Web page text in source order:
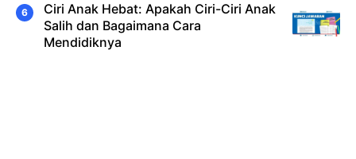
Ciri Anak Hebat: Apakah Ciri-Ciri Anak
Salih dan Bagaimana Cara
Mendidiknya